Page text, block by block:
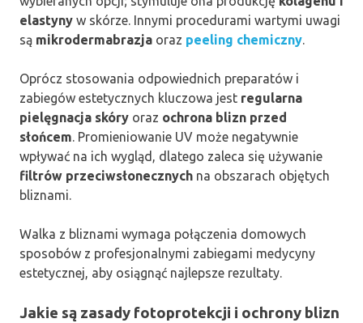
elastyny w skórze. Innymi procedurami wartymi uwagi
są mikrodermabrazja oraz peeling chemiczny.
Oprócz stosowania odpowiednich preparatów i
zabiegów estetycznych kluczowa jest regularna
pielęgnacja skóry oraz ochrona blizn przed
słońcem. Promieniowanie UV może negatywnie
wpływać na ich wygląd, dlatego zaleca się używanie
filtrów przeciwsłonecznych na obszarach objętych
bliznami.
Walka z bliznami wymaga połączenia domowych
sposobów z profesjonalnymi zabiegami medycyny
estetycznej, aby osiągnąć najlepsze rezultaty.
Jakie są zasady fotoprotekcji i ochrony blizn